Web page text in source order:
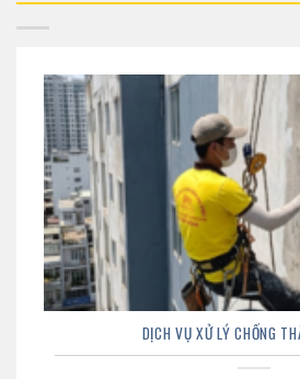
DỊCH VỤ XỬ LÝ CHỐNG